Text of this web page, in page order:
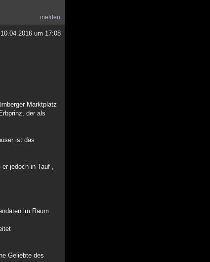
melden
10.04.2016 um 17:08
Marktplatz
der als
ist das
jedoch in Tauf-,
im Raum
Geliebte des